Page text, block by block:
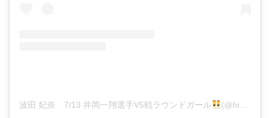
波田 妃奈 7/13 井岡一翔選手V5戦ラウンドガール (@hina__fitness)がシェアした投稿